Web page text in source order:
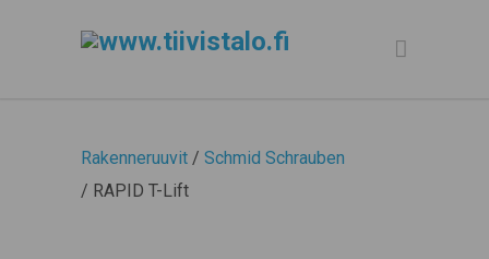
Rakenneruuvit / Schmid Schrauben
/ RAPID T-Lift